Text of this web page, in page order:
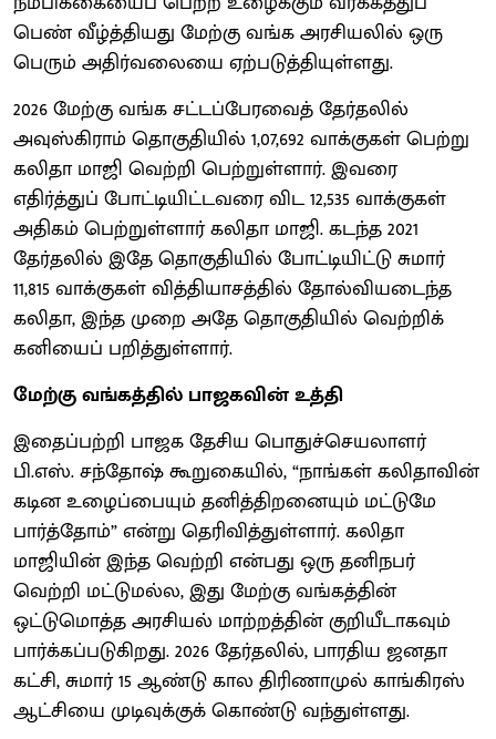
பெண் வீழ்த்தியது மேற்கு வங்க அரசியலில் ஒரு
பெரும் அதிர்வலையை ஏற்படுத்தியுள்ளது.
2026 மேற்கு வங்க சட்டப்பேரவைத் தேர்தலில்
அவுஸ்கிராம் தொகுதியில் 1,07,692 வாக்குகள் பெற்று
கலிதா மாஜி வெற்றி பெற்றுள்ளார். இவரை
எதிர்த்துப் போட்டியிட்டவரை விட 12,535 வாக்குகள்
அதிகம் பெற்றுள்ளார் கலிதா மாஜி. கடந்த 2021
தேர்தலில் இதே தொகுதியில் போட்டியிட்டு சுமார்
11,815 வாக்குகள் வித்தியாசத்தில் தோல்வியடைந்த
கலிதா, இந்த முறை அதே தொகுதியில் வெற்றிக்
கனியைப் பறித்துள்ளார்.
மேற்கு வங்கத்தில் பாஜகவின் உத்தி
இதைப்பற்றி பாஜக தேசிய பொதுச்செயலாளர்
பி.எஸ். சந்தோஷ் கூறுகையில், “நாங்கள் கலிதாவின்
கடின உழைப்பையும் தனித்திறனையும் மட்டுமே
பார்த்தோம்” என்று தெரிவித்துள்ளார். கலிதா
மாஜியின் இந்த வெற்றி என்பது ஒரு தனிநபர்
வெற்றி மட்டுமல்ல, இது மேற்கு வங்கத்தின்
ஒட்டுமொத்த அரசியல் மாற்றத்தின் குறியீடாகவும்
பார்க்கப்படுகிறது. 2026 தேர்தலில், பாரதிய ஜனதா
கட்சி, சுமார் 15 ஆண்டு கால திரிணாமுல் காங்கிரஸ்
ஆட்சியை முடிவுக்குக் கொண்டு வந்துள்ளது.